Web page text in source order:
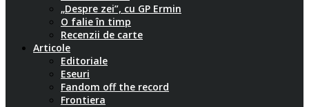
„Despre zei”, cu GP Ermin
O falie în timp
Recenzii de carte
Articole
Editoriale
Eseuri
Fandom off the record
Frontiera